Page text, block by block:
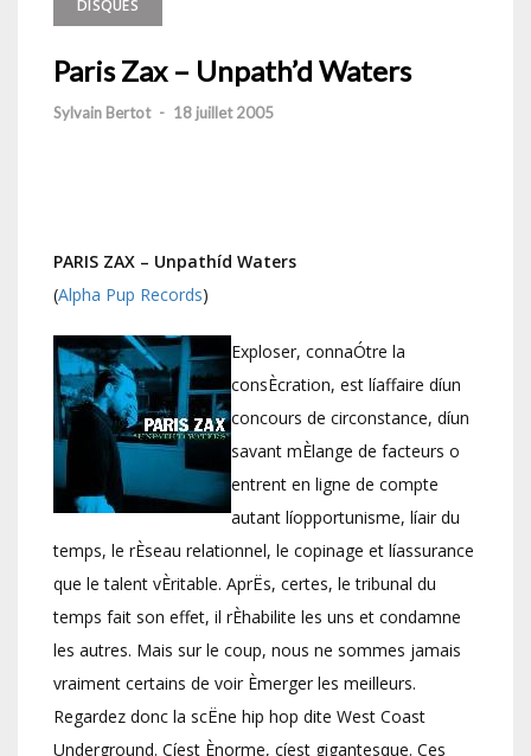
DISQUES
Paris Zax – Unpath’d Waters
Sylvain Bertot - 18 juillet 2005
PARIS ZAX – Unpathíd Waters
(Alpha Pup Records)
Exploser, connaÓtre la
consÈcration, est líaffaire díun
concours de circonstance, díun
savant mÈlange de facteurs o
entrent en ligne de compte
autant líopportunisme, líair du
temps, le rÈseau relationnel, le copinage et líassurance
que le talent vÈritable. AprËs, certes, le tribunal du
temps fait son effet, il rÈhabilite les uns et condamne
les autres. Mais sur le coup, nous ne sommes jamais
vraiment certains de voir Èmerger les meilleurs.
Regardez donc la scËne hip hop dite West Coast
Underground. Cíest Ènorme, cíest gigantesque. Ces